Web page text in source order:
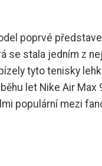
poprvé
se stala jedním z
tyto tenisky
let Nike Air Max
populární mezi